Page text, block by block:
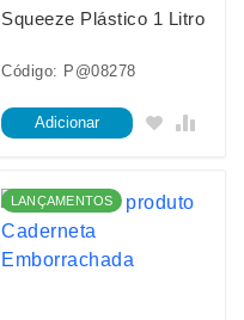
Squeeze Plástico 1 Litro
Código: P@08278
Adicionar
LANÇAMENTOS